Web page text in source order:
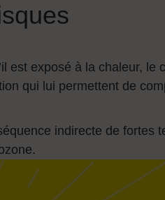
est exposé à la chaleur, le
qui lui permettent de
indirecte de fortes